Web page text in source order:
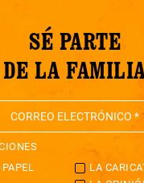
SÉ PARTE
DE LA
LA